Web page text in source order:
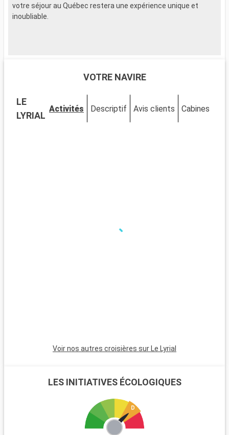
votre séjour au Québec restera une expérience unique et
inoubliable.
VOTRE NAVIRE
LE
LYRIAL
Activités Descriptif Avis clients Cabines
Voir nos autres croisières sur Le Lyrial
LES INITIATIVES ÉCOLOGIQUES